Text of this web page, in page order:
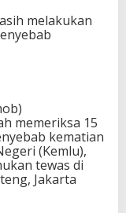
melakukan
memeriksa 15
kematian
(Kemlu),
tewas di
Jakarta